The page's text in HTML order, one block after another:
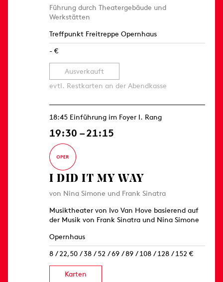
Führung durch Theatergebäude und
Werkstätten
Treffpunkt Freitreppe Opernhaus
- €
Ausverkauft
evtl. Restkarten an der Abendkasse
18:45 Einführung im Foyer I. Rang
19:30 – 21:15
I DID IT MY WAY
von Nina Simone und Frank Sinatra
Musiktheater von Ivo Van Hove basierend auf
der Musik von Frank Sinatra und Nina Simone
Opernhaus
8 / 22,50 / 38 / 52 / 69 / 89 / 108 / 128 / 152 €
Karten